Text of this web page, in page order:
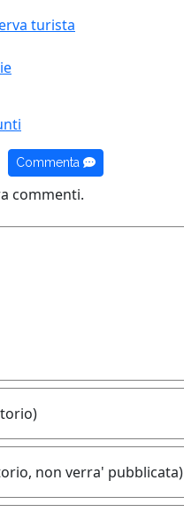
turista
Commenta
commenti.
non verra' pubblicata)